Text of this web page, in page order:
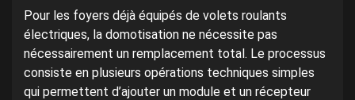
Pour les foyers déjà équipés de volets roulants
électriques, la domotisation ne nécessite pas
nécessairement un remplacement total. Le processus
consiste en plusieurs opérations techniques simples
qui permettent d’ajouter un module et un récepteur